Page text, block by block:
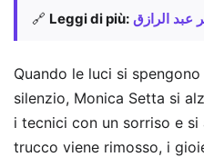
🔗 Leggi di più: الرازق
Quando le luci si
silenzio, Monica Setta si
i tecnici con un sorriso e
trucco viene rimosso, i